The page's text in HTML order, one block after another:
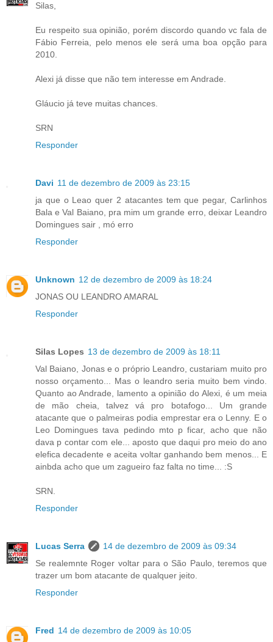
Silas,
Eu respeito sua opinião, porém discordo quando vc fala de
Fábio Ferreia, pelo menos ele será uma boa opção para
2010.
Alexi já disse que não tem interesse em Andrade.
Gláucio já teve muitas chances.
SRN
Responder
Davi 11 de dezembro de 2009 às 23:15
ja que o Leao quer 2 atacantes tem que pegar, Carlinhos
Bala e Val Baiano, pra mim um grande erro, deixar Leandro
Domingues sair , mó erro
Responder
Unknown 12 de dezembro de 2009 às 18:24
JONAS OU LEANDRO AMARAL
Responder
Silas Lopes 13 de dezembro de 2009 às 18:11
Val Baiano, Jonas e o próprio Leandro, custariam muito pro
nosso orçamento... Mas o leandro seria muito bem vindo.
Quanto ao Andrade, lamento a opinião do Alexi, é um meia
de mão cheia, talvez vá pro botafogo... Um grande
atacante que o palmeiras podia emprestar era o Lenny. E o
Leo Domingues tava pedindo mto p ficar, acho que não
dava p contar com ele... aposto que daqui pro meio do ano
elefica decadente e aceita voltar ganhando bem menos... E
ainbda acho que um zagueiro faz falta no time... :S
SRN.
Responder
Lucas Serra
14 de dezembro de 2009 às 09:34
Se realemnte Roger voltar para o São Paulo, teremos que
trazer um bom atacante de qualquer jeito.
Responder
Fred 14 de dezembro de 2009 às 10:05